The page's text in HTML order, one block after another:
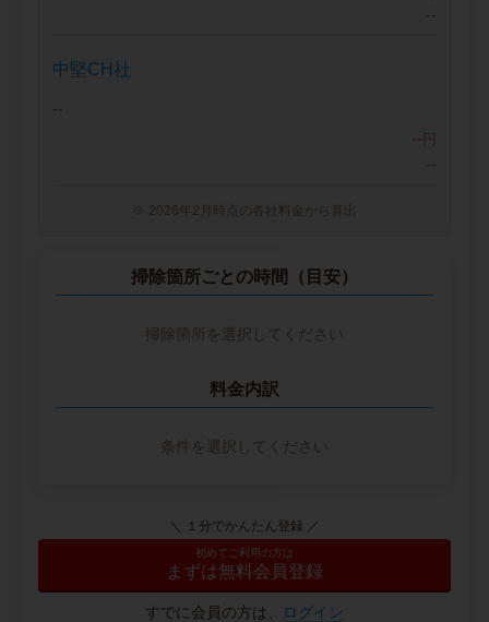
--
中堅CH社
--
-- 円
--
※ 2026年2月時点の各社料金から算出
掃除箇所ごとの時間（目安）
掃除箇所を選択してください
料金内訳
条件を選択してください
＼ １分でかんたん登録 ／
初めてご利用の方は
まずは無料会員登録
すでに会員の方は、 ログイン